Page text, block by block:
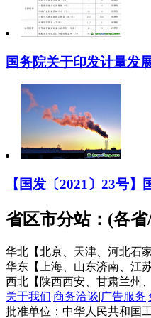
国务院关于印发计量发
【国发〔2021〕23号】
省区市分站：(各
华北【北京、天津、河北石
华东【上海、山东济南、江
西北【陕西西安、甘肃兰州
关于我们|商务洽谈|广告服务|
批准单位：中华人民共和国